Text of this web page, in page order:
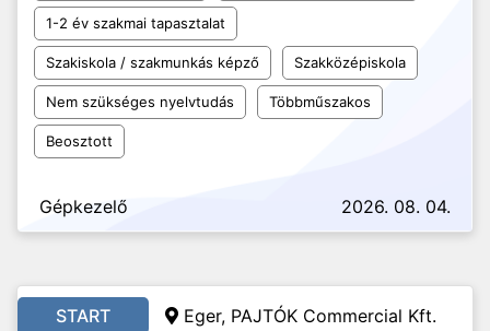
1-2 év szakmai tapasztalat
Szakiskola / szakmunkás képző Szakközépiskola
Nem szükséges nyelvtudás Többműszakos
Beosztott
Gépkezelő 2026. 08. 04.
START Eger, PAJTÓK Commercial Kft.